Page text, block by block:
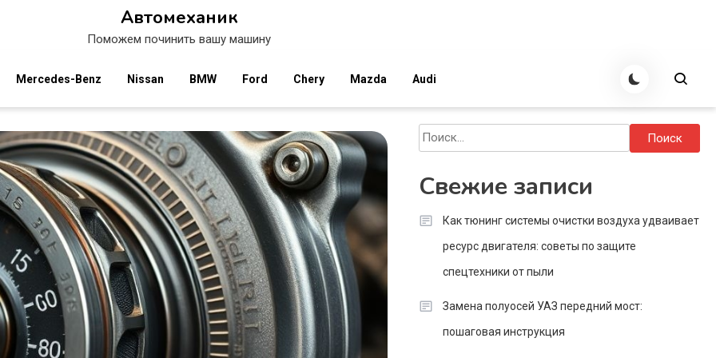
Автомеханик
Поможем починить вашу машину
Mercedes-Benz Nissan BMW Ford Chery Mazda Audi
Найти:
Свежие записи
Как тюнинг системы очистки воздуха удваивает
ресурс двигателя: советы по защите
спецтехники от пыли
Замена полуосей УАЗ передний мост:
пошаговая инструкция